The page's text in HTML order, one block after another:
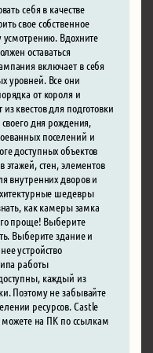
себя в качестве
свое собственное
усмотрению. Вдохните
оставаться
включает в себя
уровней. Все они
от короля и
квестов для подготовки
дня рождения,
поселений и
доступных объектов
этажей, стен, элементов
внутренних дворов и
шедевры
как камеры замка
проще! Выберите
Выберите здание и
устройство
работы
каждый из
Поэтому не забывайте
ресурсов. Castle
можете на ПК по ссылкам